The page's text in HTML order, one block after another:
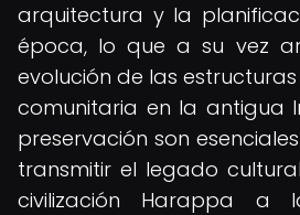
arquitectura y la
época, lo que a su vez
evolución de las
comunitaria en la antigua
preservación son
transmitir el legado
civilización Harappa a